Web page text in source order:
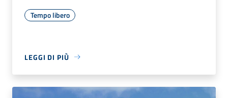
Tempo libero
LEGGI DI PIÙ